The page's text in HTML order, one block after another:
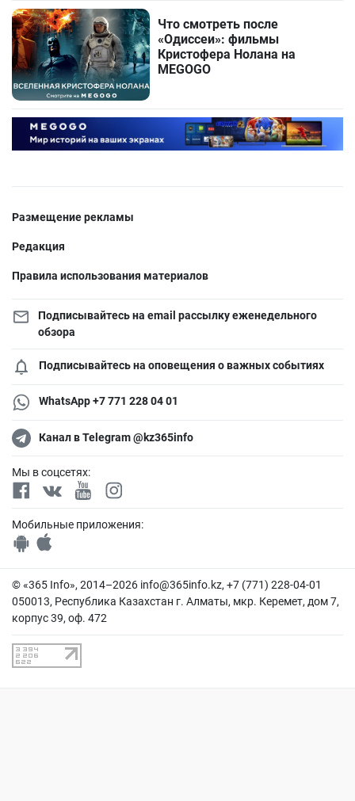
Что смотреть после
«Одиссеи»: фильмы
Кристофера Нолана на
MEGOGO
Размещение рекламы
Редакция
Правила использования материалов
Подписывайтесь на email рассылку еженедельного
обзора
Подписывайтесь на оповещения о важных событиях
WhatsApp +7 771 228 04 01
Канал в Telegram @kz365info
Мы в соцсетях:
Мобильные приложения:
© «365 Info», 2014–2026 info@365info.kz, +7 (771) 228-04-01
050013, Республика Казахстан г. Алматы, мкр. Керемет, дом 7,
корпус 39, оф. 472